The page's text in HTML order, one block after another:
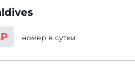
номер в сутки